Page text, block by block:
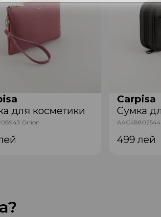
для косметики
Onion
Carpisa
Сумка
499 лей